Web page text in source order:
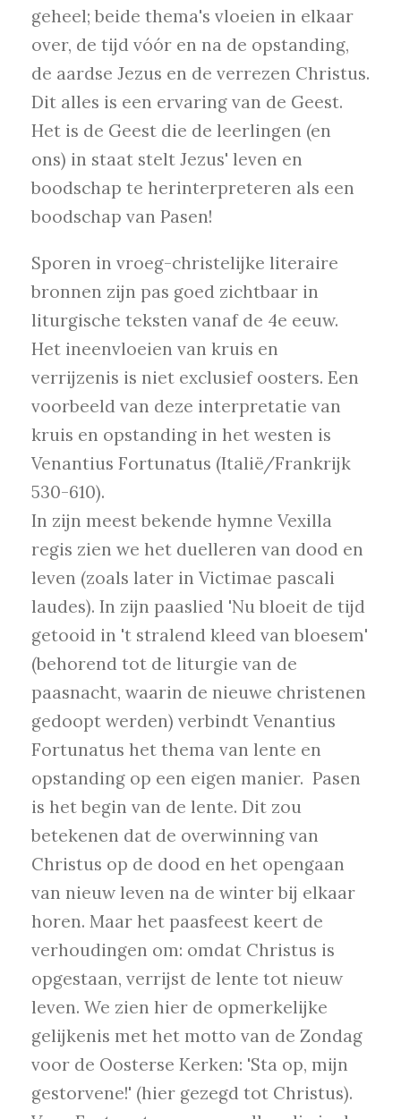
geheel; beide thema's vloeien in elkaar
over, de tijd vóór en na de opstanding,
de aardse Jezus en de verrezen Christus.
Dit alles is een ervaring van de Geest.
Het is de Geest die de leerlingen (en
ons) in staat stelt Jezus' leven en
boodschap te herinterpreteren als een
boodschap van Pasen!
Sporen in vroeg-christelijke literaire
bronnen zijn pas goed zichtbaar in
liturgische teksten vanaf de 4e eeuw.
Het ineenvloeien van kruis en
verrijzenis is niet exclusief oosters. Een
voorbeeld van deze interpretatie van
kruis en opstanding in het westen is
Venantius Fortunatus (Italië/Frankrijk
530-610).
In zijn meest bekende hymne Vexilla
regis zien we het duelleren van dood en
leven (zoals later in Victimae pascali
laudes). In zijn paaslied 'Nu bloeit de tijd
getooid in 't stralend kleed van bloesem'
(behorend tot de liturgie van de
paasnacht, waarin de nieuwe christenen
gedoopt werden) verbindt Venantius
Fortunatus het thema van lente en
opstanding op een eigen manier. Pasen
is het begin van de lente. Dit zou
betekenen dat de overwinning van
Christus op de dood en het opengaan
van nieuw leven na de winter bij elkaar
horen. Maar het paasfeest keert de
verhoudingen om: omdat Christus is
opgestaan, verrijst de lente tot nieuw
leven. We zien hier de opmerkelijke
gelijkenis met het motto van de Zondag
voor de Oosterse Kerken: 'Sta op, mijn
gestorvene!' (hier gezegd tot Christus).